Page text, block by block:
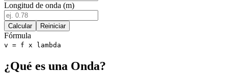
Longitud de onda (m)
Calcular Reiniciar
Fórmula
v = f x lambda
¿Qué es una Onda?